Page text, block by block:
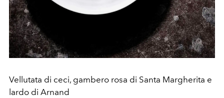
Vellutata di ceci, gambero rosa di Santa Margherita e
lardo di Arnand